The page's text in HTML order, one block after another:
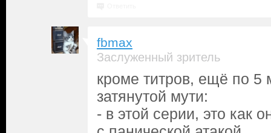
fbmax
Заслуженный зритель
кроме титров, ещё по 5
затянутой мути:
- в этой серии, это как